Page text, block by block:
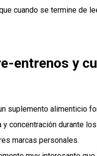
cuando se termine de
entrenos y
suplemento alimenticio
y concentración durante
marcas personales.